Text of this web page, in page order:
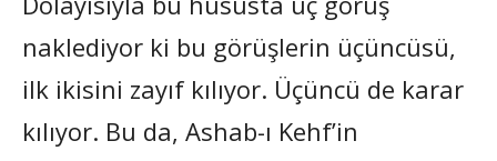
naklediyor ki bu görüşlerin üçüncüsü,
ilk ikisini zayıf kılıyor. Üçüncü de karar
kılıyor. Bu da, Ashab-ı Kehf’in